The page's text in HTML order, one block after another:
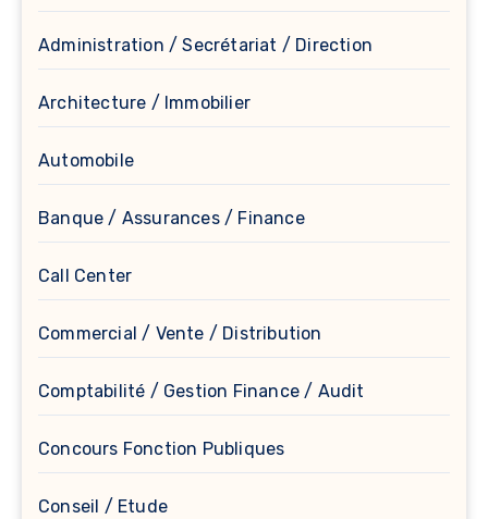
Administration / Secrétariat / Direction
Architecture / Immobilier
Automobile
Banque / Assurances / Finance
Call Center
Commercial / Vente / Distribution
Comptabilité / Gestion Finance / Audit
Concours Fonction Publiques
Conseil / Etude